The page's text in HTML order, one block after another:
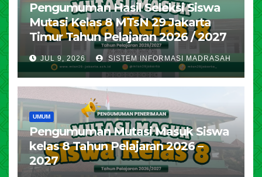
Pengumuman Hasil Seleksi Siswa
Mutasi Kelas 8 MTsN 29 Jakarta
Timur Tahun Pelajaran 2026 / 2027
JUL 9, 2026 SISTEM INFORMASI MADRASAH
UMUM
Pengumuman Mutasi Masuk Siswa
kelas 8 Tahun Pelajaran 2026 –
2027